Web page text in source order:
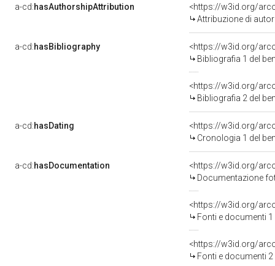
a-cd:hasAuthorshipAttribution
<https://w3id.org/
Attribuzione di
a-cd:hasBibliography
<https://w3id.org/
Bibliografia 1 del
<https://w3id.org/
Bibliografia 2 del
a-cd:hasDating
<https://w3id.org/
Cronologia 1 del
a-cd:hasDocumentation
Documentazione
<https://w3id.org/
Fonti e documenti
<https://w3id.org/
Fonti e documenti